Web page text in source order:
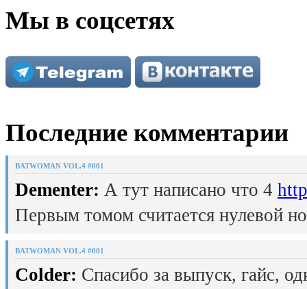
Мы в соцсетях
Последние комментарии
BATWOMAN VOL.4 #001
Dementer: А тут написано что 4
Первым томом считается нулевой
BATWOMAN VOL.4 #001
Colder: Спасибо за выпуск, гайс,